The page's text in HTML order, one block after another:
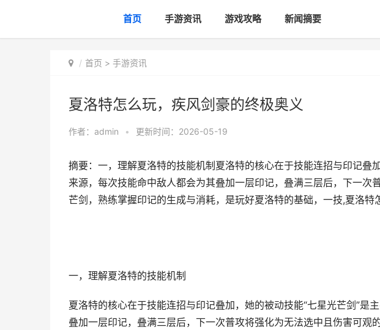
首页 手游资讯 游戏攻略 新闻摘要
首页 > 手游资讯
夏洛特怎么玩，疾风剑豪的终极奥义
作者： admin • 更新时间：2026-05-19
摘要：一，理解夏洛特的技能机制夏洛特的核心在于技能连招与印记叠
来源，每次技能命中敌人都会为其叠加一层印记，叠满三层后，下一次
芒剑，熟练掌握印记的生成与消耗，是玩好夏洛特的基础，一技,夏洛特
一，理解夏洛特的技能机制
夏洛特的核心在于技能连招与印记叠加，她的被动技能“七星光芒剑”是
叠加一层印记，叠满三层后，下一次普攻将强化为无法选中且伤害可观